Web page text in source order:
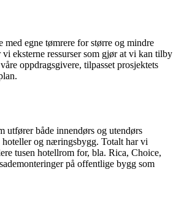
med egne tømrere for større og mindre
eksterne ressurser som gjør at vi kan tilby
oppdragsgivere, tilpasset prosjektets
utfører både innendørs og utendørs
hoteller og næringsbygg. Totalt har vi
tusen hotellrom for, bla. Rica, Choice,
på offentlige bygg som